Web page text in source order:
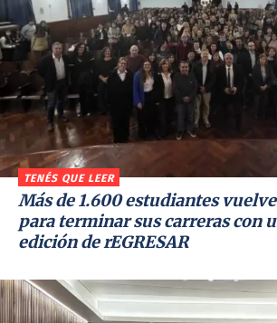
TENÉS QUE LEER
Más de 1.600 estudiantes
para terminar sus carreras con
edición de rEGRESAR